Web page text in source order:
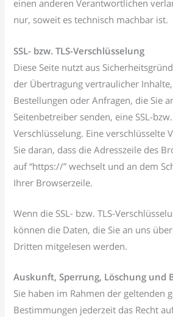
einen anderen Verantwortlichen
nur, soweit es technisch machbar ist.
SSL- bzw. TLS-Verschlüsselung
Diese Seite nutzt aus
der Übertragung vertraulicher
Bestellungen oder Anfragen, die Sie
Seitenbetreiber senden, eine SSL-bzw.
Verschlüsselung. Eine verschlüsselte
Sie daran, dass die Adresszeile des
auf “https://” wechselt und an dem
Ihrer Browserzeile.
Wenn die SSL- bzw. TLS-
können die Daten, die Sie an uns
Dritten mitgelesen werden.
Auskunft, Sperrung, Löschung und
Sie haben im Rahmen der geltenden
Bestimmungen jederzeit das Recht